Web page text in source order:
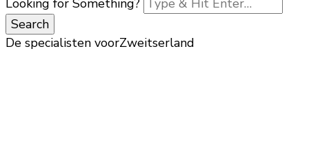
Looking for Something?
De specialisten voorZweitserland